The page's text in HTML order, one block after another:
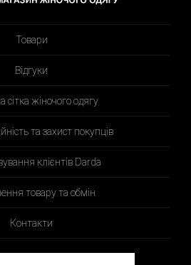
Товари
Відгуки
сітка жіночого одягу
та захист покупців
клієнтів Darda
товару та обмін
Контакти